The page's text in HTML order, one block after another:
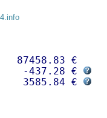
€
-437.28 €
3585.84 €